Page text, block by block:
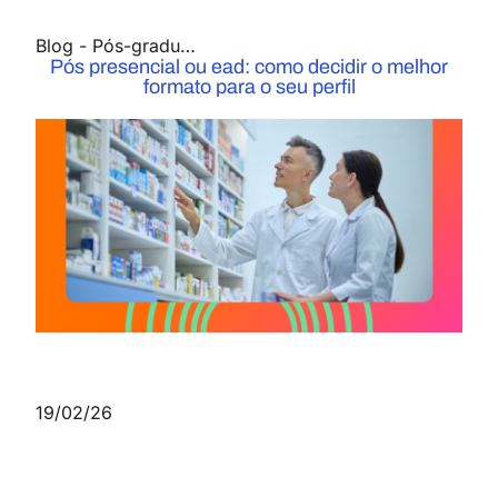
Blog - Pós-graduação
Pós presencial ou ead: como decidir o melhor
formato para o seu perfil
19/02/26